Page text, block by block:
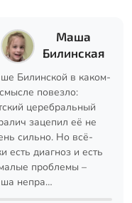
Маша
Билинская
Билинской в каком-
повезло:
церебральный
зацепил её не
сильно. Но всё-
есть диагноз и есть
проблемы –
непра…